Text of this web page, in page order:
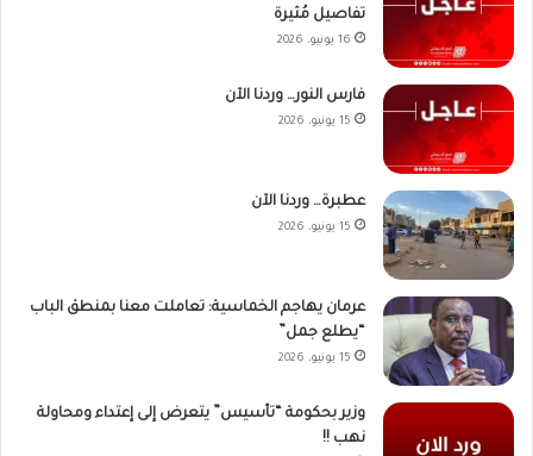
تفاصيل مُثيرة
16 يونيو، 2026
فارس النور… وردنا الآن
15 يونيو، 2026
عطبرة… وردنا الآن
15 يونيو، 2026
عرمان يهاجم الخماسية: تعاملت معنا بمنطق الباب
“يطلع جمل”
15 يونيو، 2026
وزير بحكومة “تأسيس” يتعرض إلى إعتداء ومحاولة
نهب !!